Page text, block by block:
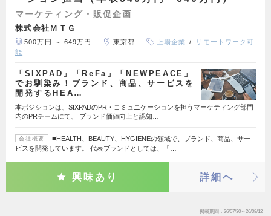
マーケティング・販促企画
株式会社ＭＴＧ
500万円 ～ 649万円 東京都 上場企業
リモートワーク可
能
「SIXPAD」「ReFa」「NEWPEACE」
でお馴染み！ブランド、商品、サービスを
開発するHEA…
本ポジションは、SIXPADのPR・コミュニケーションを担うマーケティング部門
内のPRチームにて、 ブランド価値向上と認知…
会社概要
■HEALTH、BEAUTY、HYGIENEの領域で、ブランド、商品、サー
ビスを開発しています。 代表ブランドとしては、「…
興味あり 詳細へ
掲載期間 26/07/30～26/08/12